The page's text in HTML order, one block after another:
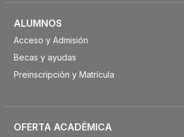
ALUMNOS
Acceso y Admisión
Becas y ayudas
Preinscripción y Matrícula
OFERTA ACADÉMICA